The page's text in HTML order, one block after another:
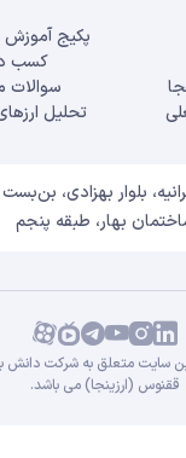
پکیج آموزش
کسب
سوالات
تحلیل
بهار، طبقه پنجم
سایت متعلق به شرکت دانش
ققنوس (ارزینجا) می باشد.